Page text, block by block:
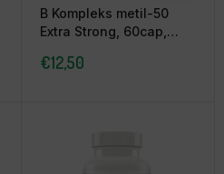
B Kompleks metil-50
Extra Strong, 60cap,
€12,50